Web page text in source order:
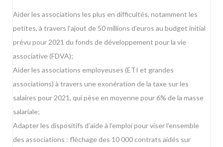
Aider les associations les plus en difficultés, notamment les
petites, à travers l’ajout de 50 millions d’euros au budget initial
prévu pour 2021 du fonds de développement pour la vie
associative (FDVA);
Aider les associations employeuses (ETI et grandes
associations) à travers une exonération de la taxe sur les
salaires pour 2021, qui pèse en moyenne pour 6% de la masse
salariale;
Adapter les dispositifs d’aide à l’emploi pour viser l’ensemble
des associations : fléchage des 10 000 contrats aidés sur